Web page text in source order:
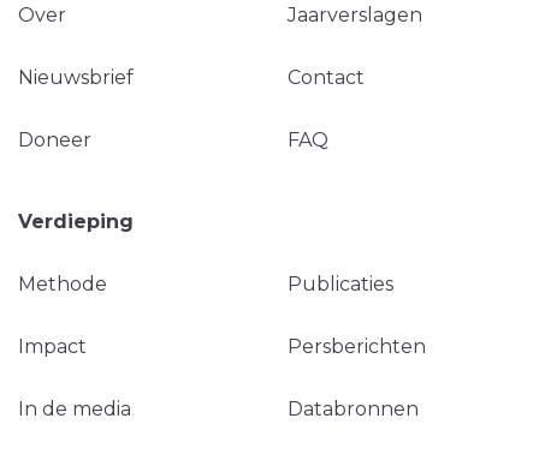
Over Jaarverslagen
Nieuwsbrief Contact
Doneer FAQ
Verdieping
Methode Publicaties
Impact Persberichten
In de media Databronnen